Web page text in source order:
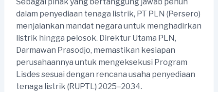
dalam penyediaan tenaga listrik, PT PLN (Persero)
menjalankan mandat negara untuk menghadirkan
listrik hingga pelosok. Direktur Utama PLN,
Darmawan Prasodjo, memastikan kesiapan
perusahaannya untuk mengeksekusi Program
Lisdes sesuai dengan rencana usaha penyediaan
tenaga listrik (RUPTL) 2025–2034.